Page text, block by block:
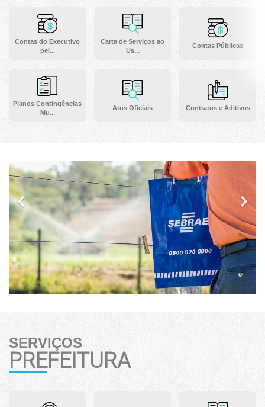
Contas do Executivo
pel...
Planos Contingências
Mu...
Carta de Serviços ao
Us...
Atos Oficiais
Contas Públicas
Contratos e Aditivos
Previous
SERVIÇOS
PREFEITURA